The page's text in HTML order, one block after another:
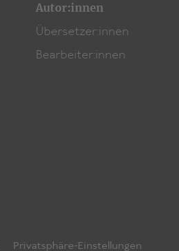
Autor:innen
Übersetzer:innen
Bearbeiter:innen
Privatsphäre-Einstellungen